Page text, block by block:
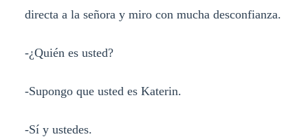
directa a la señora y miro con mucha desconfianza.
-¿Quién es usted?
-Supongo que usted es Katerin.
-Sí y ustedes.